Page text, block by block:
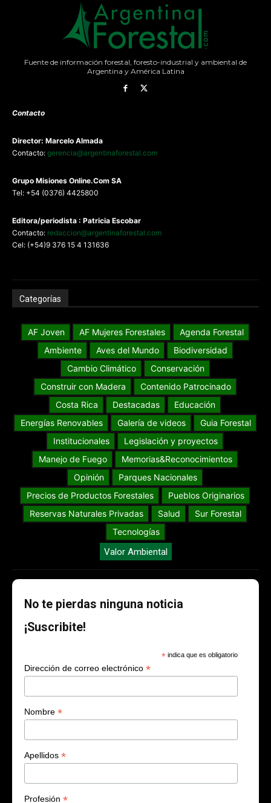
Fuente de información forestal, foresto-industrial y ambiental de
Argentina y América Latina
Contacto
Director: Marcelo Almada
Contacto: gerencia@argentinaforestal.com
Grupo Misiones Online.Com SA
Tel: +54 (0376) 4425800
Editora/periodista : Patricia Escobar
Contacto: redaccion@argentinaforestal.com
Cel: (+54)9 376 15 4 131636
Categorías
AF Joven AF Mujeres Forestales
Agenda Forestal
Ambiente
Aves del Mundo
Biodiversidad
Cambio Climático
Conservación
Construir con Madera
Contenido Patrocinado
Costa Rica
Destacadas
Educación
Energías Renovables
Galería de videos
Guia Forestal
Institucionales
Legislación y proyectos
Manejo de Fuego
Memorias&Reconocimientos
Opinión
Parques Nacionales
Precios de Productos Forestales
Pueblos Originarios
Reservas Naturales Privadas
Salud
Sur Forestal
Tecnologías
Valor Ambiental
No te pierdas ninguna noticia
¡Suscribite!
* indica que es obligatorio
Dirección de correo electrónico *
Nombre *
Apellidos *
Profesión